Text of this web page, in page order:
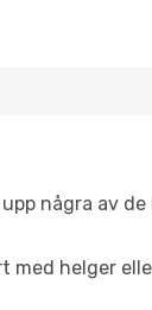
några av de
med helger